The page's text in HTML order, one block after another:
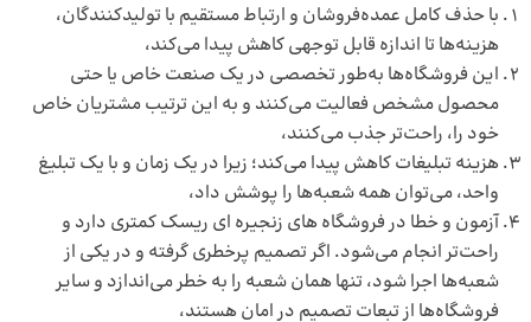
با حذف کامل عمده‌فروشان و ارتباط مستقیم با تولیدکنندگان،
هزینه‌ها تا اندازه قابل توجهی کاهش پیدا می‌کند،
این فروشگاه‌ها به‌طور تخصصی در یک صنعت خاص یا حتی
محصول مشخص فعالیت می‌کنند و به این ترتیب مشتریان خاص
خود را، راحت‌تر جذب می‌کنند،
هزینه تبلیغات کاهش پیدا می‌کند؛ زیرا در یک زمان و با یک تبلیغ
واحد، می‌توان همه شعبه‌ها را پوشش داد،
آزمون و خطا در فروشگاه‌ های زنجیره ای ریسک کمتری دارد و
راحت‌تر انجام می‌شود. اگر تصمیم پرخطری گرفته و در یکی از
شعبه‌ها اجرا شود، تنها همان شعبه را به خطر می‌اندازد و سایر
فروشگاه‌ها از تبعات تصمیم در امان هستند،